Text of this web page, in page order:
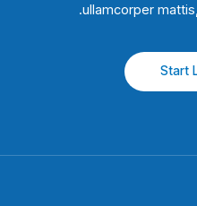
ullamcorper
Start